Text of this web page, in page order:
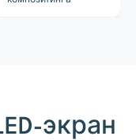
экран